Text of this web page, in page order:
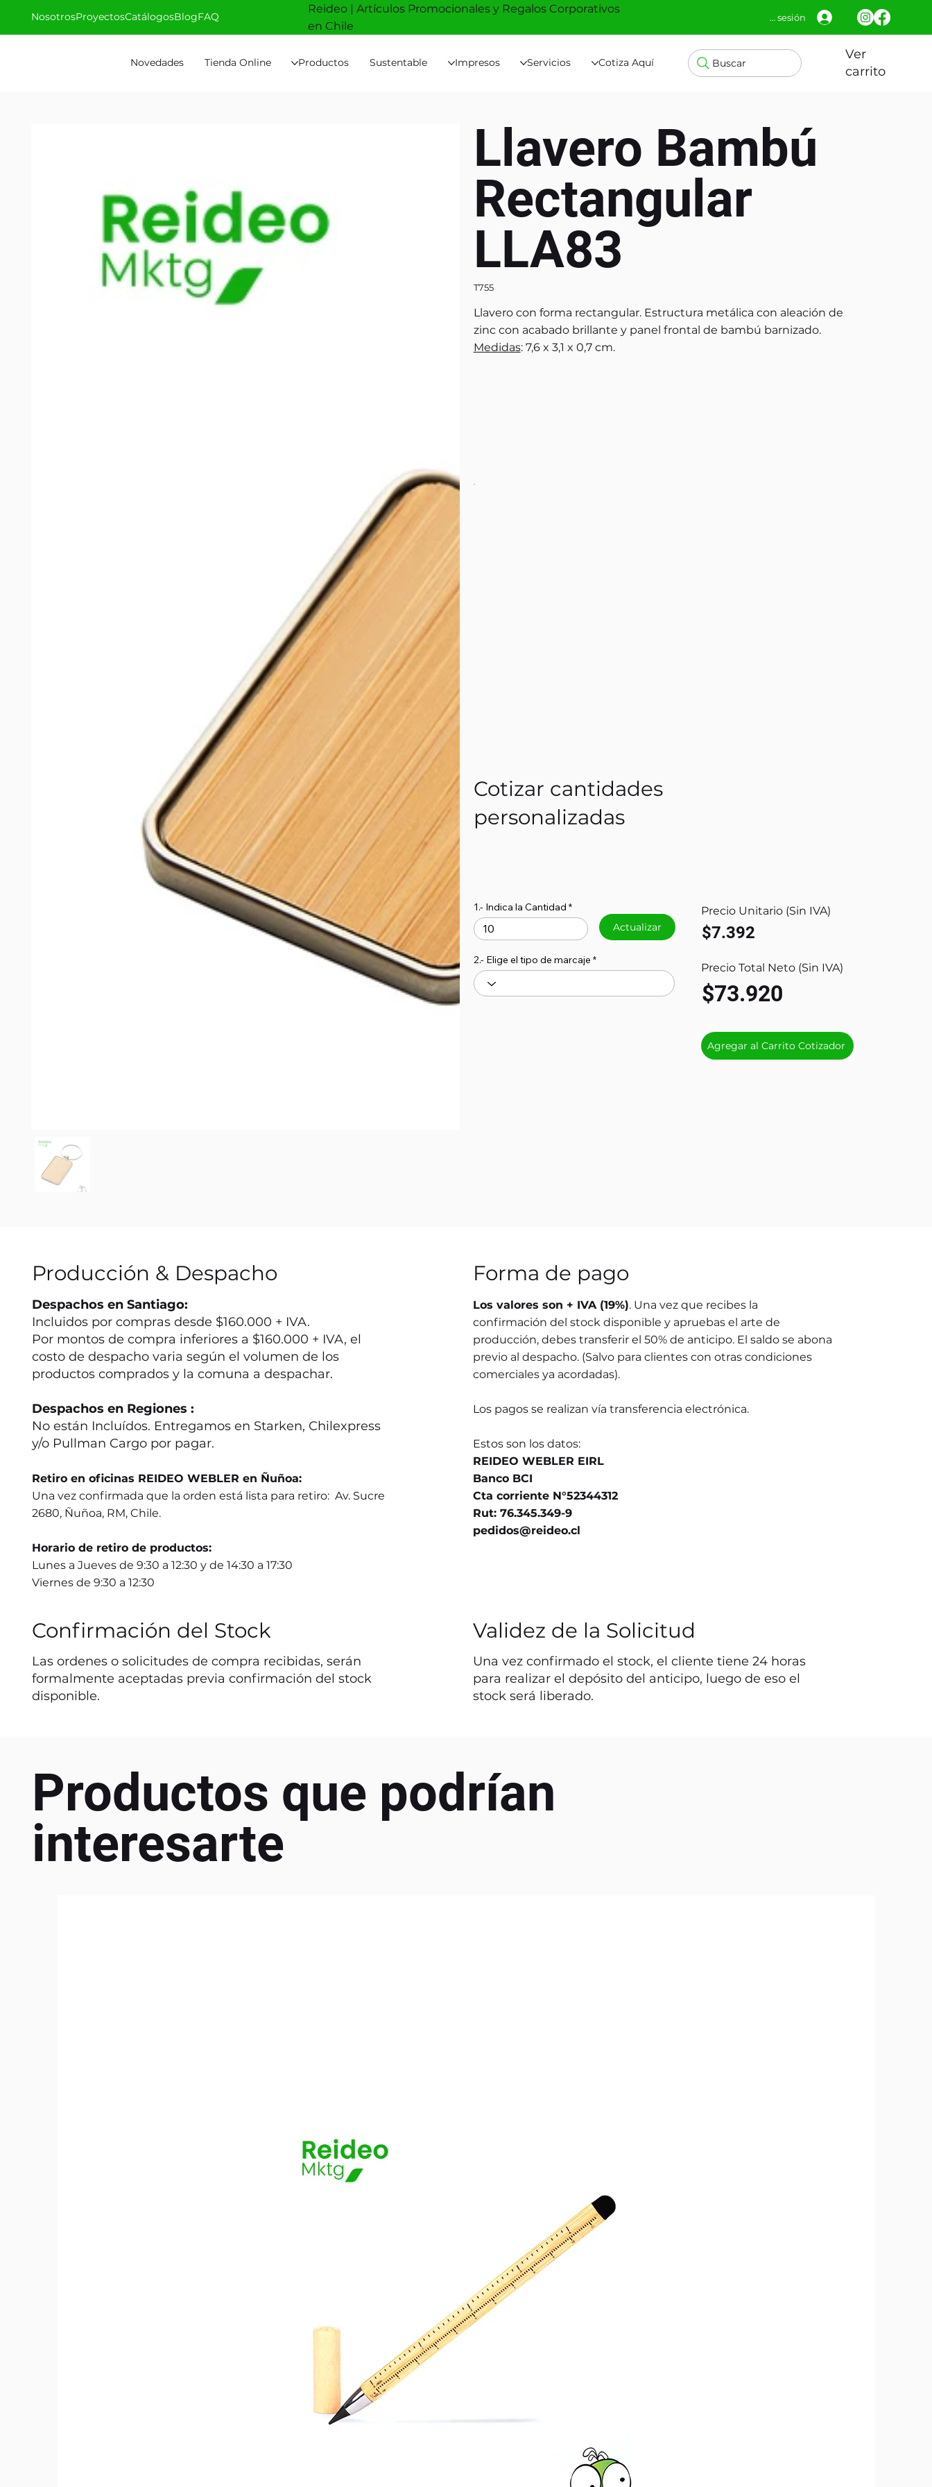
Novedades Tienda Online Productos Sustentable Impresos Servicios Cotiza Aquí Buscar
Ver
carrito
NosotrosProyectosCatálogosBlogFAQ
Reideo | Artículos Promocionales y Regalos Corporativos
en Chile
Iniciar sesión
Llavero Bambú
Rectangular
LLA83
T755
Llavero con forma rectangular. Estructura metálica con aleación de
zinc con acabado brillante y panel frontal de bambú barnizado.
Medidas: 7,6 x 3,1 x 0,7 cm.
Cotizar cantidades
personalizadas
1.- Indica la Cantidad
Actualizar
2.- Elige el tipo de marcaje
Precio Unitario (Sin IVA)
$7.392
Precio Total Neto (Sin IVA)
$73.920
Agregar al Carrito Cotizador
Producción & Despacho
Despachos en Santiago:
Incluidos por compras desde $160.000 + IVA.
Por montos de compra inferiores a $160.000 + IVA, el
costo de despacho varia según el volumen de los
productos comprados y la comuna a despachar.
Despachos en Regiones :
No están Incluídos. Entregamos en Starken, Chilexpress
y/o Pullman Cargo por pagar.
Retiro en oficinas REIDEO WEBLER en Ñuñoa:
Una vez confirmada que la orden está lista para retiro: Av. Sucre
2680, Ñuñoa, RM, Chile.
Horario de retiro de productos:
Lunes a Jueves de 9:30 a 12:30 y de 14:30 a 17:30
Viernes de 9:30 a 12:30
Forma de pago
Los valores son + IVA (19%). Una vez que recibes la
confirmación del stock disponible y apruebas el arte de
producción, debes transferir el 50% de anticipo. El saldo se abona
previo al despacho. (Salvo para clientes con otras condiciones
comerciales ya acordadas).
Los pagos se realizan vía transferencia electrónica.
Estos son los datos:
REIDEO WEBLER EIRL
Banco BCI
Cta corriente N°52344312
Rut: 76.345.349-9
pedidos@reideo.cl
Confirmación del Stock
Las ordenes o solicitudes de compra recibidas, serán
formalmente aceptadas previa confirmación del stock
disponible.
Validez de la Solicitud
Una vez confirmado el stock, el cliente tiene 24 horas
para realizar el depósito del anticipo, luego de eso el
stock será liberado.
Productos que podrían
interesarte